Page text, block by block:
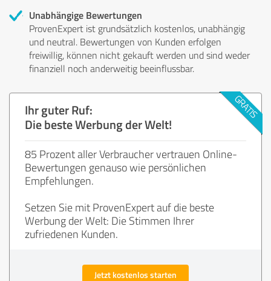
Unabhängige Bewertungen
ProvenExpert ist grundsätzlich kostenlos, unabhängig
und neutral. Bewertungen von Kunden erfolgen
freiwillig, können nicht gekauft werden und sind weder
finanziell noch anderweitig beeinflussbar.
Ihr guter Ruf:
Die beste Werbung der Welt!
85 Prozent aller Verbraucher vertrauen Online-
Bewertungen genauso wie persönlichen
Empfehlungen.
Setzen Sie mit ProvenExpert auf die beste
Werbung der Welt: Die Stimmen Ihrer
zufriedenen Kunden.
Jetzt kostenlos starten